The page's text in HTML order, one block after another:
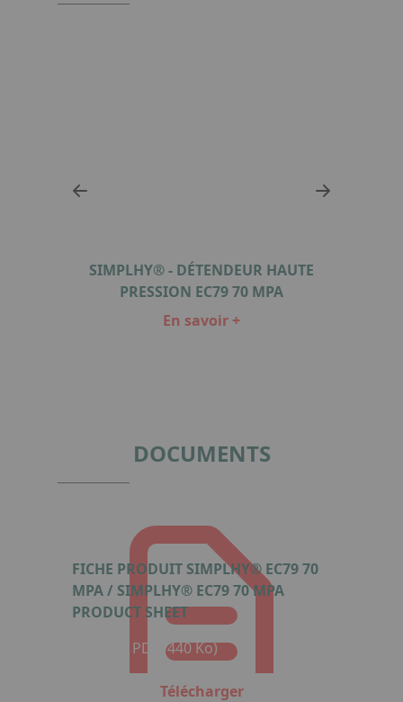
SIMPLHY® - DÉTENDEUR HAUTE
PRESSION EC79 70 MPA
En savoir +
DOCUMENTS
FICHE PRODUIT SIMPLHY® EC79 70
MPA / SIMPLHY® EC79 70 MPA
PRODUCT SHEET
Format : PDF (440 Ko)
Télécharger